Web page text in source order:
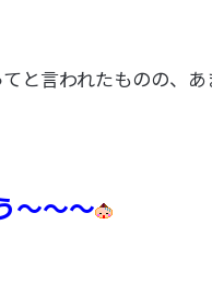
と言われたものの、
～～～